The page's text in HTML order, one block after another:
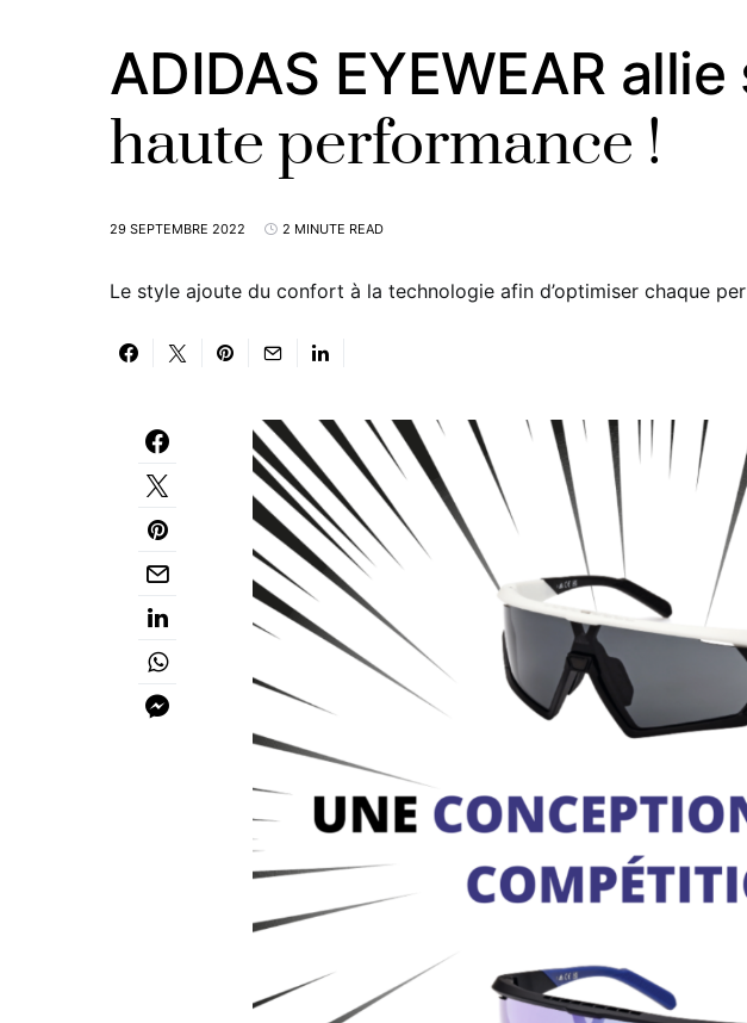
ADIDAS EYEWEAR
haute performance !
29 SEPTEMBRE 2022 2 MINUTE READ
Le style ajoute du confort à la technologie afin d’optimiser chaque